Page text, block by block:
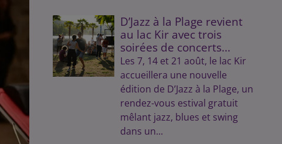
D’Jazz à la Plage revient
au lac Kir avec trois
soirées de concerts...
Les 7, 14 et 21 août, le lac Kir
accueillera une nouvelle
édition de D’Jazz à la Plage, un
rendez-vous estival gratuit
mêlant jazz, blues et swing
dans un...